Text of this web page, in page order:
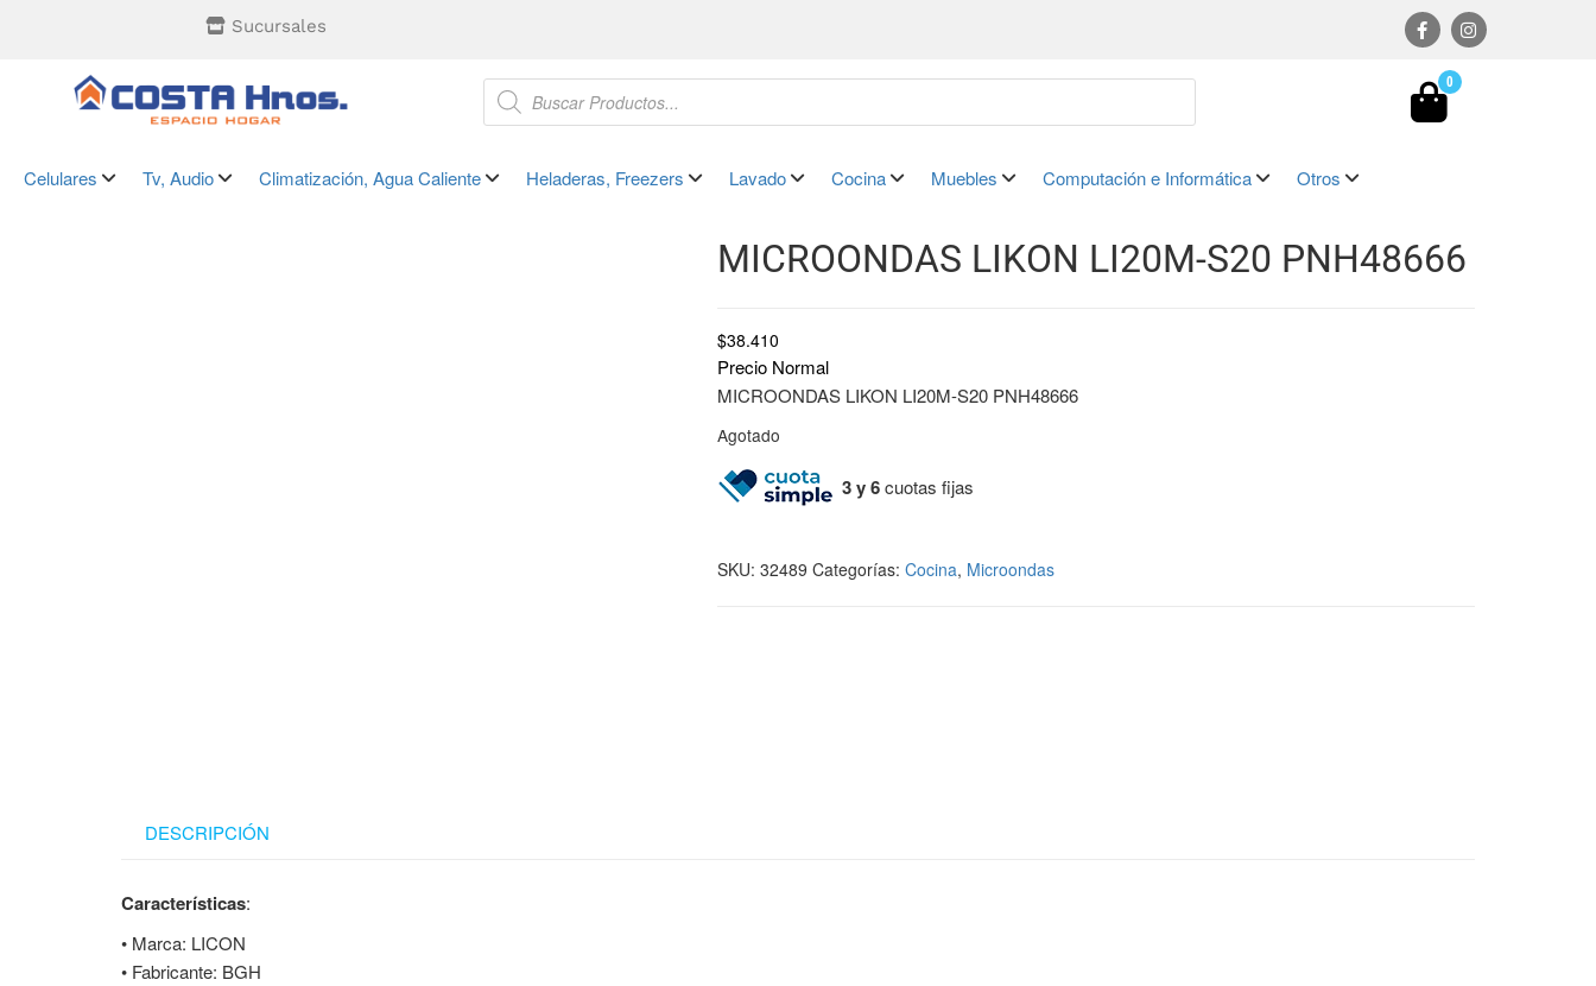
Sucursales
0
Celulares Tv, Audio Climatización, Agua Caliente Heladeras, Freezers Lavado Cocina Muebles Computación e Informática Otros
MICROONDAS LIKON LI20M-S20 PNH48666
$38.410
Precio Normal
MICROONDAS LIKON LI20M-S20 PNH48666
Agotado
3 y 6cuotas fijas
SKU: 32489 Categorías: Cocina, Microondas
DESCRIPCIÓN
Características:
• Marca: LICON
• Fabricante: BGH